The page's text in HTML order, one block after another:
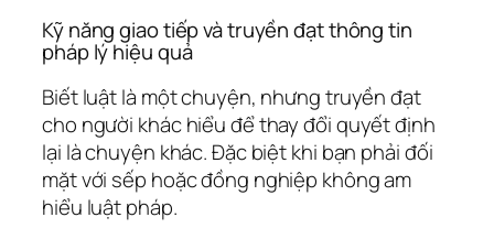
Kỹ năng giao tiếp và truyền đạt thông tin
pháp lý hiệu quả
Biết luật là một chuyện, nhưng truyền đạt
cho người khác hiểu để thay đổi quyết định
lại là chuyện khác. Đặc biệt khi bạn phải đối
mặt với sếp hoặc đồng nghiệp không am
hiểu luật pháp.